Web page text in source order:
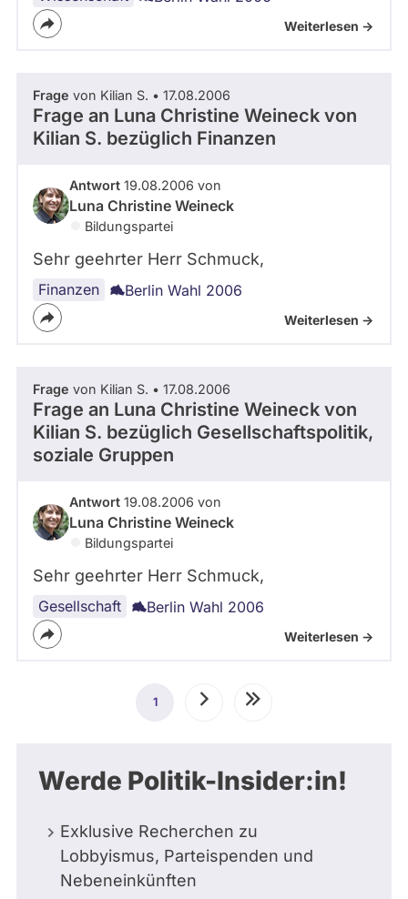
Weiterlesen ->
Frage von Kilian S. • 17.08.2006
Frage an Luna Christine Weineck von
Kilian S. bezüglich Finanzen
Antwort 19.08.2006 von
Luna Christine Weineck
Bildungspartei
Sehr geehrter Herr Schmuck,
Finanzen Berlin Wahl 2006
Weiterlesen ->
Frage von Kilian S. • 17.08.2006
Frage an Luna Christine Weineck von
Kilian S. bezüglich Gesellschaftspolitik,
soziale Gruppen
Antwort 19.08.2006 von
Luna Christine Weineck
Bildungspartei
Sehr geehrter Herr Schmuck,
Gesellschaft Berlin Wahl 2006
Weiterlesen ->
Seitennummerierung
Aktuelle
1 NächsteLetzte
Werde Politik-Insider:in!
Exklusive Recherchen zu
Lobbyismus, Parteispenden und
Nebeneinkünften